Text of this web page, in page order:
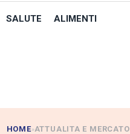
SALUTE ALIMENTI
HOME»ATTUALITA E MERCATO